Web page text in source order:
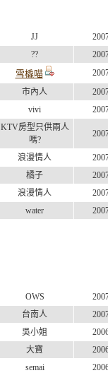
JJ
??
雪橇喵
市內人
vivi
KTV房型只供兩人
嗎?
浪漫情人
橘子
浪漫情人
water
OWS
台南人
吳小姐
大寶
semai